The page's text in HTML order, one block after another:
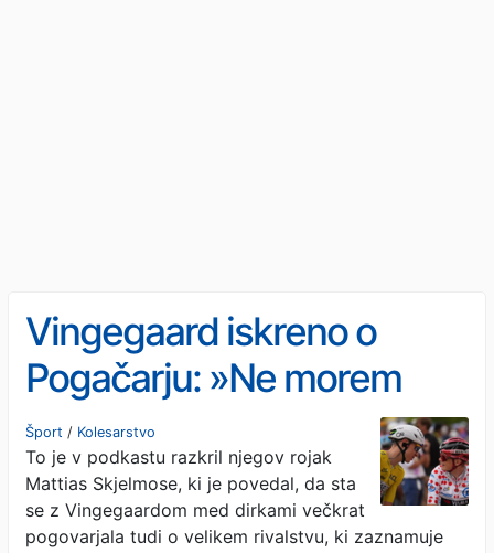
Vingegaard iskreno o
Pogačarju: »Ne morem
storiti ničesar več« Lahko
bi šel tudi na Luno
Šport / Kolesarstvo
To je v podkastu razkril njegov rojak
Mattias Skjelmose, ki je povedal, da sta
se z Vingegaardom med dirkami večkrat
pogovarjala tudi o velikem rivalstvu, ki zaznamuje